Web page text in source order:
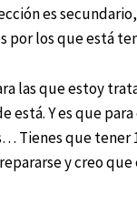
es
por los que está
las que estoy
está. Y es que
Tienes que tener
y creo